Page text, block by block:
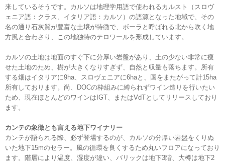
来しているそうです。カルソは地理学用語で使われるカルスト（スロヴ
ェニア語：クラス、イタリア語：カルソ）の語源となった地域で、その
名の通り石灰質が豊富な土壌が特徴で、ボーラと呼ばれる北から吹く地
方風と合わさり、この地独特のテロワールを形成しています。
カルソの土地は地面のすぐ下に分厚い岩盤があり、土の少ない非常に痩
せた土地のため、樹が大きくなりすぎず、自然と収量も落ちます。所有
する畑はイタリアに9ha、スロヴェニアに6haと、国をまたがって計15ha
所有しております。尚、DOCの枠組みに縛られずワイン造りを行いたい
ため、現在ほとんどのワインはIGT、またはVdTとしてリリースしており
ます。
カンテの象徴とも言える地下ワイナリー
カンテが語られる際、必ず登場するのが、カルソの分厚い岩盤をくりぬ
いた地下15mのセラー。風の循環を良くするため丸いフロアになっており
ます。階層により温度、湿度が違い、バリックは地下3階、大樽は地下2